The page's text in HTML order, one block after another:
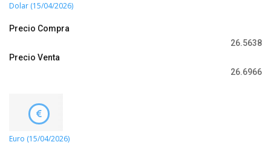
Dolar (15/04/2026)
Precio Compra
26.5638
Precio Venta
26.6966
Euro (15/04/2026)